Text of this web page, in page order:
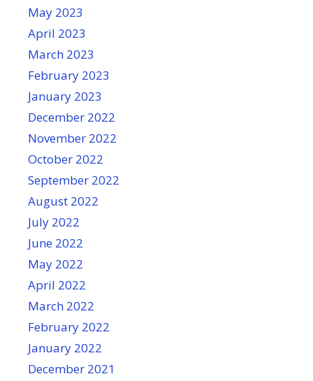
May 2023
April 2023
March 2023
February 2023
January 2023
December 2022
November 2022
October 2022
September 2022
August 2022
July 2022
June 2022
May 2022
April 2022
March 2022
February 2022
January 2022
December 2021